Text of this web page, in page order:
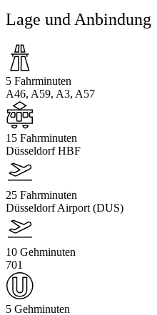
Lage und Anbindung
5 Fahrminuten
A46, A59, A3, A57
15 Fahrminuten
Düsseldorf HBF
25 Fahrminuten
Düsseldorf Airport (DUS)
10 Gehminuten
701
5 Gehminuten